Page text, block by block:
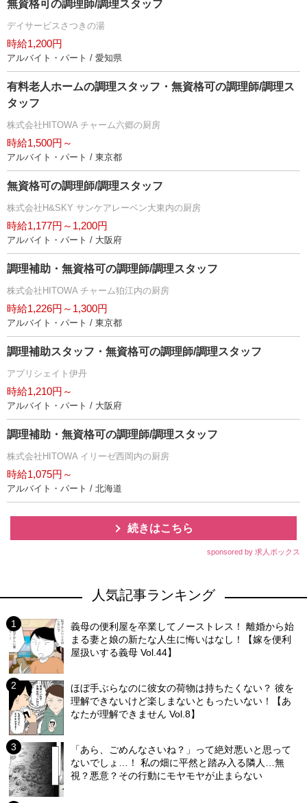
無資格可の調理師/調理スタッフ
デイサービスさつきの湯
時給1,200円
アルバイト・パート / 愛知県
有料老人ホームの調理スタッフ・無資格可の調理師/調理ス
タッフ
株式会社HITOWA チャーム六郷の厨房
時給1,500円～
アルバイト・パート / 東京都
無資格可の調理師/調理スタッフ
株式会社H&SKY サンケアレーベン大東内の厨房
時給1,177円～1,200円
アルバイト・パート / 大阪府
調理補助・無資格可の調理師/調理スタッフ
株式会社HITOWA チャーム狛江内の厨房
時給1,226円～1,300円
アルバイト・パート / 東京都
調理補助スタッフ・無資格可の調理師/調理スタッフ
アプリシェイト伊丹
時給1,210円～
アルバイト・パート / 大阪府
調理補助・無資格可の調理師/調理スタッフ
株式会社HITOWA イリーゼ西岡内の厨房
時給1,075円～
アルバイト・パート / 北海道
続きはこちら
sponsored by 求人ボックス
人気記事ランキング
義母の便利屋を卒業してノーストレス！ 離婚から始
まる妻と娘の新たな人生に悔いはなし！【嫁を便利
屋扱いする義母 Vol.44】
ほぼ手ぶらなのに彼女の荷物は持ちたくない？ 彼を
理解できないけど楽しまないともったいない！【あ
なたが理解できません Vol.8】
「あら、ごめんなさいね？」って絶対悪いと思って
ないでしょ…！ 私の畑に平然と踏み入る隣人…無
視？悪意？その行動にモヤモヤが止まらない